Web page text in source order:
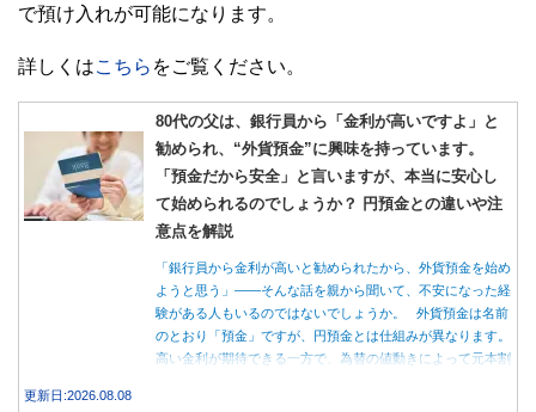
で預け入れが可能になります。
詳しくは こちら をご覧ください。
80代の父は、銀行員から「金利が高いですよ」と
勧められ、“外貨預金”に興味を持っています。
「預金だから安全」と言いますが、本当に安心し
て始められるのでしょうか？ 円預金との違いや注
意点を解説
「銀行員から金利が高いと勧められたから、外貨預金を始め
ようと思う」――そんな話を親から聞いて、不安になった経
験がある人もいるのではないでしょうか。 外貨預金は名前
のとおり「預金」ですが、円預金とは仕組みが異なります。
高い金利が期待できる一方で、為替の値動きによって元本割
更新日:2026.08.08